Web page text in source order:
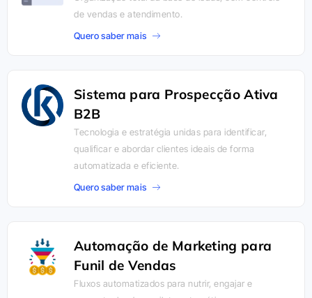
de vendas e atendimento.
Quero saber mais
Sistema para Prospecção Ativa
B2B
Tecnologia e estratégia unidas para identificar,
qualificar e abordar clientes ideais de forma
automatizada e eficiente.
Quero saber mais
Automação de Marketing para
Funil de Vendas
Fluxos automatizados para nutrir, engajar e